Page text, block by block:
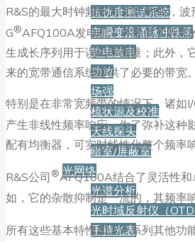
抗扰度测试系统
电瞬变浪涌脉冲跌落
静电放电
功放
场强
梳状源及校准
天线探头
暗室/屏蔽室
光网络
光谱分析
光时域反射仪（
手持光表
R&S的最大时钟频率为300 MHz，波
G®AFQ100A发电机，并提供了所需
生成长序列用于误码率测量；此外，
来的宽带通信系统提供了必要的带宽。
特别是在非常宽频带的情况下，诸如
产生非线性频率响应。为了弥补这种
配有均衡器，可实时线性化整个频率响
R&S公司 ®AFQ100A结合了灵活性和
如，它的杂散抑制是一流的，其频率
所有这些基本特性加上一系列其他功